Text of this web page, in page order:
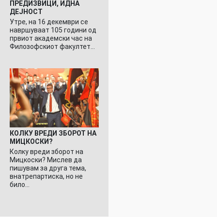
ПРЕДИЗВИЦИ, ИДНА
ДЕЈНОСТ
Утре, на 16 декември се
навршуваат 105 години од
првиот академски час на
Филозофскиот факултет…
КОЛКУ ВРЕДИ ЗБОРОТ НА
МИЦКОСКИ?
Колку вреди зборот на
Мицкоски? Мислев да
пишувам за друга тема,
внатрепартиска, но не
било…